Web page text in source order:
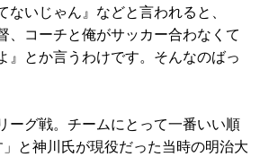
ないじゃん』などと言われると、
、コーチと俺がサッカー合わなくて
』とか言うわけです。そんなのばっ
ーグ戦。チームにとって一番いい順
と神川氏が現役だった当時の明治大